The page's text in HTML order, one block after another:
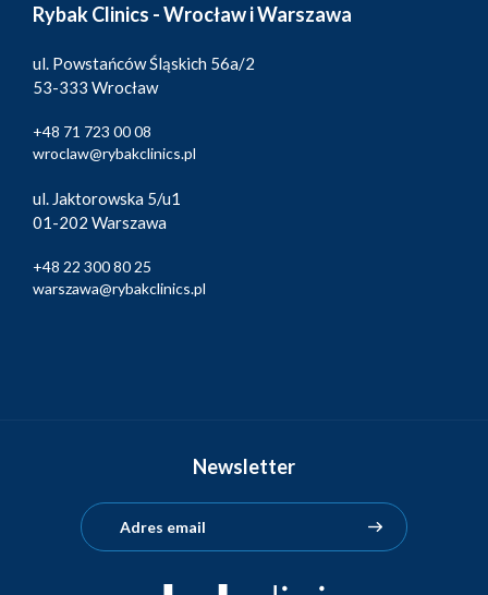
Rybak Clinics - Wrocław i Warszawa
ul. Powstańców Śląskich 56a/2
53-333 Wrocław
+48 71 723 00 08
wroclaw@rybakclinics.pl
ul. Jaktorowska 5/u1
01-202 Warszawa
+48 22 300 80 25
warszawa@rybakclinics.pl
Newsletter